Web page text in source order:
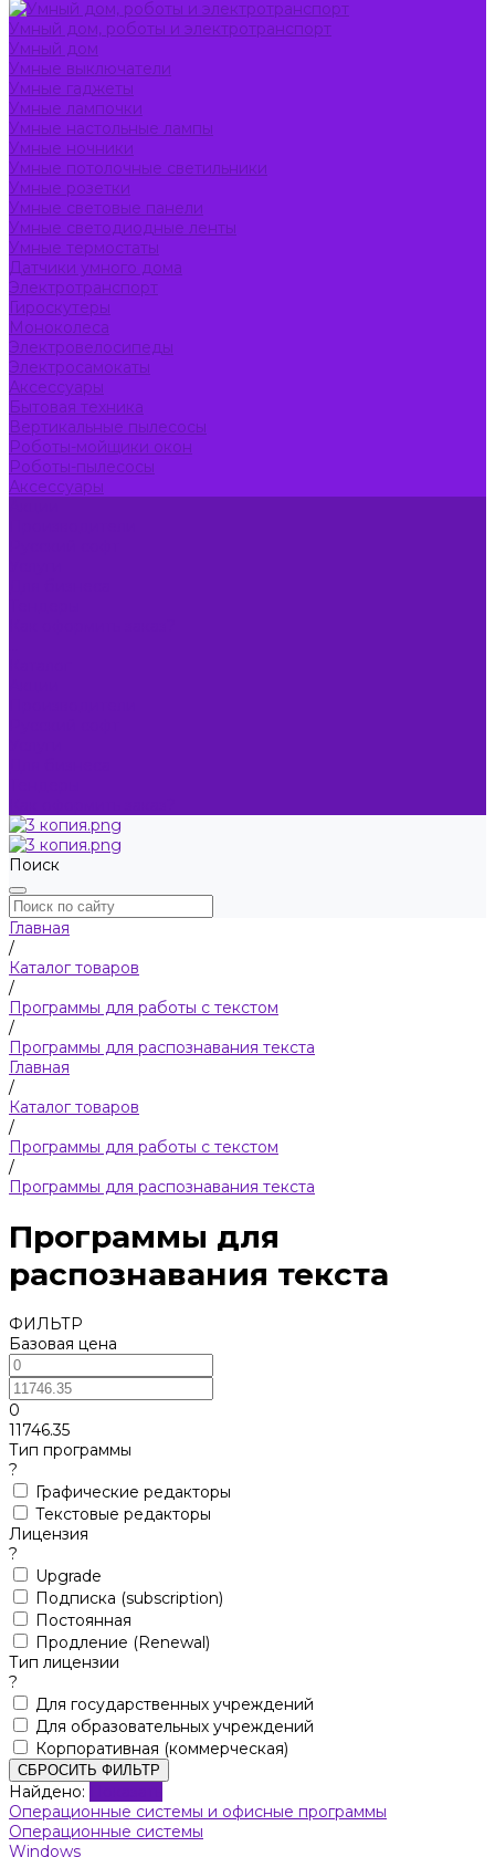
Умный дом, роботы и электротранспорт
Умный дом
Умные выключатели
Умные гаджеты
Умные лампочки
Умные настольные лампы
Умные ночники
Умные потолочные светильники
Умные розетки
Умные световые панели
Умные светодиодные ленты
Умные термостаты
Датчики умного дома
Электротранспорт
Гироскутеры
Моноколеса
Электровелосипеды
Электросамокаты
Аксессуары
Бытовая техника
Вертикальные пылесосы
Роботы-мойщики окон
Роботы-пылесосы
Аксессуары
Поиск
Главная
/
Каталог товаров
/
Программы для работы с текстом
/
Программы для распознавания текста
Главная
/
Каталог товаров
/
Программы для работы с текстом
/
Программы для распознавания текста
Программы для
распознавания текста
ФИЛЬТР
Базовая цена
0
11746.35
Тип программы
?
Графические редакторы
Текстовые редакторы
Лицензия
?
Upgrade
Подписка (subscription)
Постоянная
Продление (Renewal)
Тип лицензии
?
Для государственных учреждений
Для образовательных учреждений
Корпоративная (коммерческая)
СБРОСИТЬ ФИЛЬТР
Найдено:
Операционные системы и офисные программы
Операционные системы
Windows